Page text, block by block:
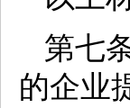
第七
的企业